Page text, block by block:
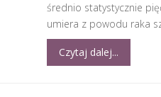
średnio statystycznie
umiera z powodu raka
Czytaj dalej...